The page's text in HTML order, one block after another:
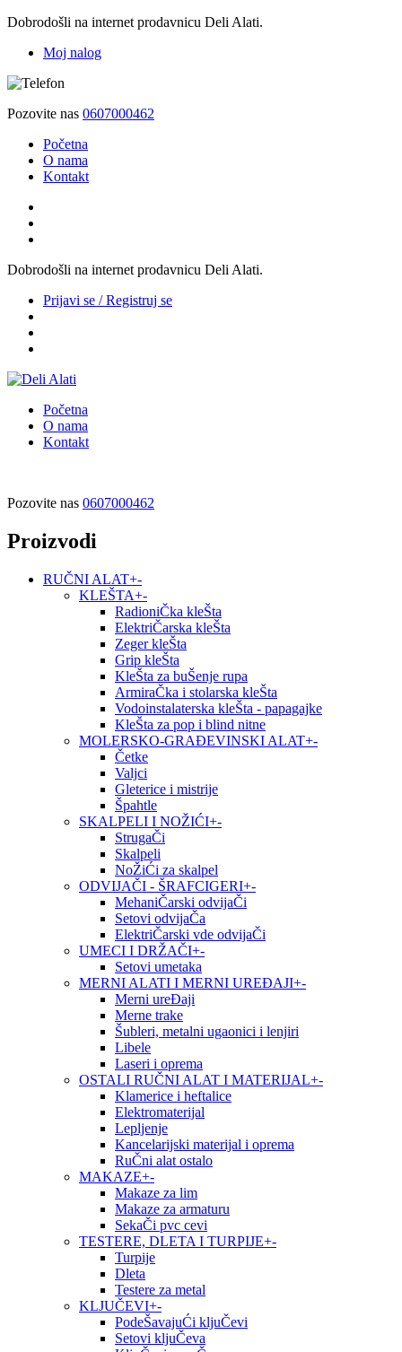
Dobrodošli na internet prodavnicu Deli Alati.
Moj nalog
Pozovite nas 0607000462
Početna
O nama
Kontakt
Dobrodošli na internet prodavnicu Deli Alati.
Prijavi se / Registruj se
Početna
O nama
Kontakt
Pozovite nas 0607000462
Proizvodi
RUČNI ALAT+-
KLEŠTA+-
RadioniČka kleŠta
ElektriČarska kleŠta
Zeger kleŠta
Grip kleŠta
KleŠta za buŠenje rupa
ArmiraČka i stolarska kleŠta
Vodoinstalaterska kleŠta - papagajke
KleŠta za pop i blind nitne
MOLERSKO-GRAĐEVINSKI ALAT+-
Četke
Valjci
Gleterice i mistrije
Špahtle
SKALPELI I NOŽIĆI+-
StrugaČi
Skalpeli
NoŽiĆi za skalpel
ODVIJAČI - ŠRAFCIGERI+-
MehaniČarski odvijaČi
Setovi odvijaČa
ElektriČarski vde odvijaČi
UMECI I DRŽAČI+-
Setovi umetaka
MERNI ALATI I MERNI UREĐAJI+-
Merni ureĐaji
Merne trake
Šubleri, metalni ugaonici i lenjiri
Libele
Laseri i oprema
OSTALI RUČNI ALAT I MATERIJAL+-
Klamerice i heftalice
Elektromaterijal
Lepljenje
Kancelarijski materijal i oprema
RuČni alat ostalo
MAKAZE+-
Makaze za lim
Makaze za armaturu
SekaČi pvc cevi
TESTERE, DLETA I TURPIJE+-
Turpije
Dleta
Testere za metal
KLJUČEVI+-
PodeŠavajuĆi kljuČevi
Setovi kljuČeva